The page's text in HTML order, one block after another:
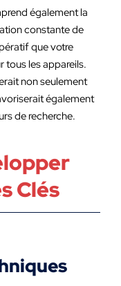
également la
constante de
que votre
tous les appareils.
non seulement
également
de recherche.
Clés